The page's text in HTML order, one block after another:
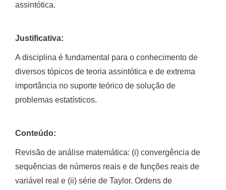
assintótica.
Justificativa:
A disciplina é fundamental para o conhecimento de
diversos tópicos de teoria assintótica e de extrema
importância no suporte teórico de solução de
problemas estatísticos.
Conteúdo:
Revisão de análise matemática: (i) convergência de
sequências de números reais e de funções reais de
variável real e (ii) série de Taylor. Ordens de